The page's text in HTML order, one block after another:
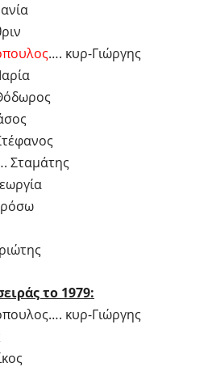
…. κυρ-Γιώργης
Σταμάτης
το 1979:
κυρ-Γιώργης